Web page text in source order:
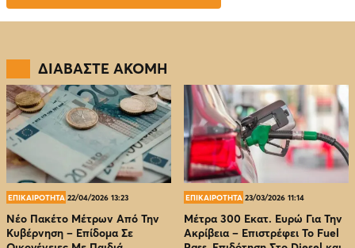
ΔΙΑΒΑΣΤΕ ΑΚΟΜΗ
ΕΠΙΚΑΙΡΟΤΗΤΑ 22/04/2026 13:23
Νέο Πακέτο Μέτρων Από Την
Κυβέρνηση – Επίδομα Σε
ΕΠΙΚΑΙΡΟΤΗΤΑ 23/03/2026 11:14
Μέτρα 300 Εκατ. Ευρώ Για Την
Ακρίβεια – Επιστρέφει Το Fuel